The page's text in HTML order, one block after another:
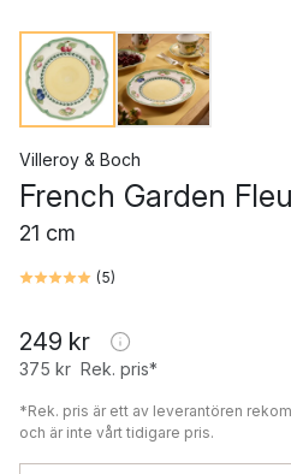
Villeroy & Boch
French Garden
21 cm
(5)
249 kr
375 kr Rek. pris*
*Rek. pris är ett av leverantören
och är inte vårt tidigare pris.